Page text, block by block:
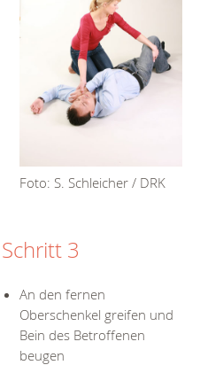
Foto: S. Schleicher / DRK
Schritt 3
An den fernen
Oberschenkel greifen und
Bein des Betroffenen
beugen